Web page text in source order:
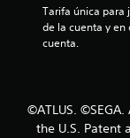
Tarifa única para
de la cuenta y
cuenta.
©ATLUS.
the U.S. Patent